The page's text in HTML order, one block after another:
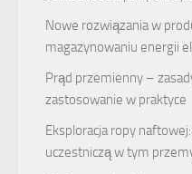
Nowe rozwiązania w
magazynowaniu energii
Prąd przemienny –
zastosowanie w praktyce
Eksploracja ropy
uczestniczą w tym